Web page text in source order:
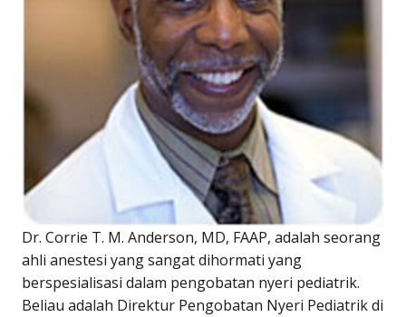
Dr. Corrie T. M. Anderson, MD, FAAP, adalah seorang
ahli anestesi yang sangat dihormati yang
berspesialisasi dalam pengobatan nyeri pediatrik.
Beliau adalah Direktur Pengobatan Nyeri Pediatrik di